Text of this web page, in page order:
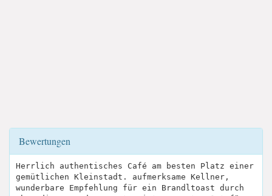
Bewertungen
Herrlich authentisches Café am besten Platz einer
gemütlichen Kleinstadt. aufmerksame Kellner,
wunderbare Empfehlung für ein Brandltoast durch